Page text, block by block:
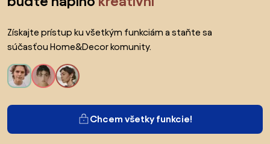
Získajte prístup ku všetkým funkciám a staňte sa
súčasťou Home&Decor komunity.
Chcem všetky funkcie!